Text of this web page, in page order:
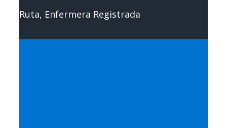
Ruta, Enfermera Registrada